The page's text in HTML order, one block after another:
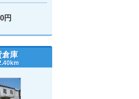
円
倉庫